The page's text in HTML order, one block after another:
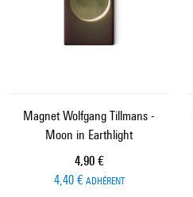
Magnet Wolfgang Tillmans -
Moon in Earthlight
Prix ​​actuel
4,90 €
4,40 € ADHÉRENT